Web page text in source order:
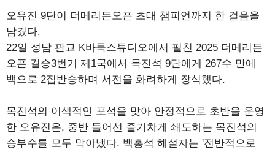
오유진 9단이 더메리든오픈 초대 챔피언까지 한 걸음을
남겼다.
22일 성남 판교 K바둑스튜디오에서 펼친 2025 더메리든
오픈 결승3번기 제1국에서 목진석 9단에게 267수 만에
백으로 2집반승하며 서전을 화려하게 장식했다.
목진석의 이색적인 포석을 맞아 안정적으로 초반을 운영
한 오유진은, 중반 들어선 줄기차게 쇄도하는 목진석의
승부수를 모두 막아냈다. 백홍석 해설자는 '전반적으로